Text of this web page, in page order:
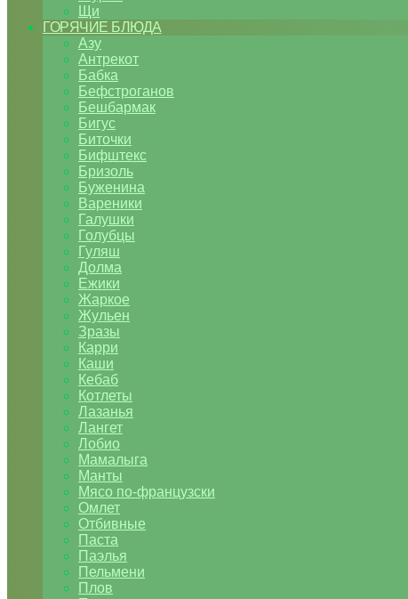
Щи
ГОРЯЧИЕ БЛЮДА
Азу
Антрекот
Бабка
Бефстроганов
Бешбармак
Бигус
Биточки
Бифштекс
Бризоль
Буженина
Вареники
Галушки
Голубцы
Гуляш
Долма
Ежики
Жаркое
Жульен
Зразы
Карри
Каши
Кебаб
Котлеты
Лазанья
Лангет
Лобио
Мамалыга
Манты
Мясо по-французски
Омлет
Отбивные
Паста
Паэлья
Пельмени
Плов